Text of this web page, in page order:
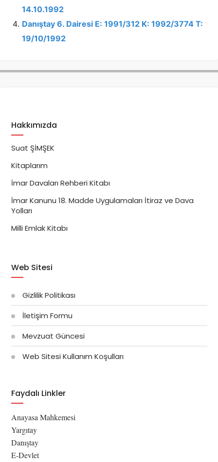
14.10.1992
Danıştay 6. Dairesi E: 1991/312 K: 1992/3774 T:
19/10/1992
Hakkımızda
Suat ŞİMŞEK
Kitaplarım
İmar Davaları Rehberi Kitabı
İmar Kanunu 18. Madde Uygulamaları İtiraz ve Dava
Yolları
Milli Emlak Kitabı
Web Sitesi
Gizlilik Politikası
İletişim Formu
Mevzuat Güncesi
Web Sitesi Kullanım Koşulları
Faydalı Linkler
Anayasa Mahkemesi
Yargıtay
Danıştay
E-Devlet